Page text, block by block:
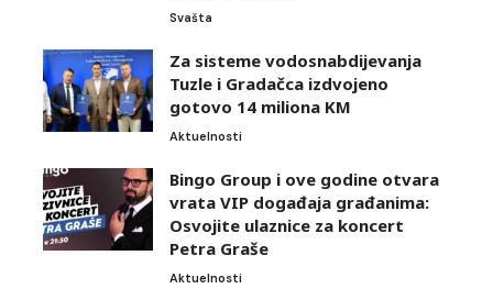
Svašta
Za sisteme vodosnabdijevanja
Tuzle i Gradačca izdvojeno
gotovo 14 miliona KM
Aktuelnosti
Bingo Group i ove godine otvara
vrata VIP događaja građanima:
Osvojite ulaznice za koncert
Petra Graše
Aktuelnosti